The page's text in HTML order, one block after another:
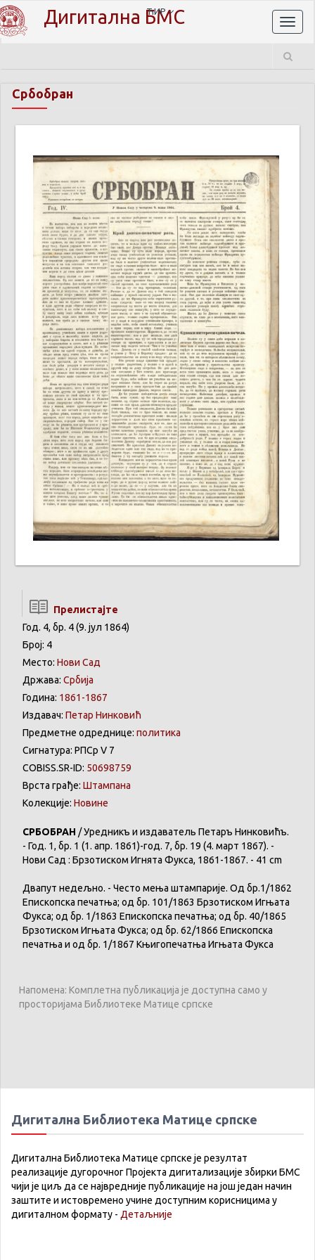
Дигитална БМС
ЋИР
Србобран
Прелистајте
Год. 4, бр. 4 (9. јул 1864)
Број: 4
Место: Нови Сад
Држава: Србија
Година: 1861-1867
Издавач: Петар Нинковић
Предметне одреднице: политика
Сигнатура: РПСр V 7
COBISS.SR-ID: 50698759
Врста грађе: Штампана
Колекције: Новине
СРБОБРАН / Уредникъ и издаватель Петаръ Нинковићъ.
- Год. 1, бр. 1 (1. апр. 1861)-год. 7, бр. 19 (4. март 1867). -
Нови Сад : Брзотиском Игнята Фукса, 1861-1867. - 41 cm
Двапут недељно. - Често мења штампарије. Од бр.1/1862
Епископска печатња; од бр. 101/1863 Брзотиском Игњата
Фукса; од бр. 1/1863 Епископска печатња; од бр. 40/1865
Брзотиском Игњата Фукса; од бр. 62/1866 Епископска
печатња и од бр. 1/1867 Књигопечатња Игњата Фукса
Напомена: Комплетна публикација је доступна само у
просторијама Библиотеке Матице српске
Дигитална Библиотека Матице српске
Дигитална Библиотека Матице српске је резултат
реализације дугорочног Пројекта дигитализације збирки БМС
чији је циљ да се највредније публикације на још један начин
заштите и истовремено учине доступним корисницима у
дигиталном формату - Детаљније